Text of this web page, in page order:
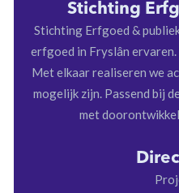
Stichting
Stichting Erfgoed &
erfgoed in Fryslân
Met elkaar realiseren we
mogelijk zijn. Passend bij
met